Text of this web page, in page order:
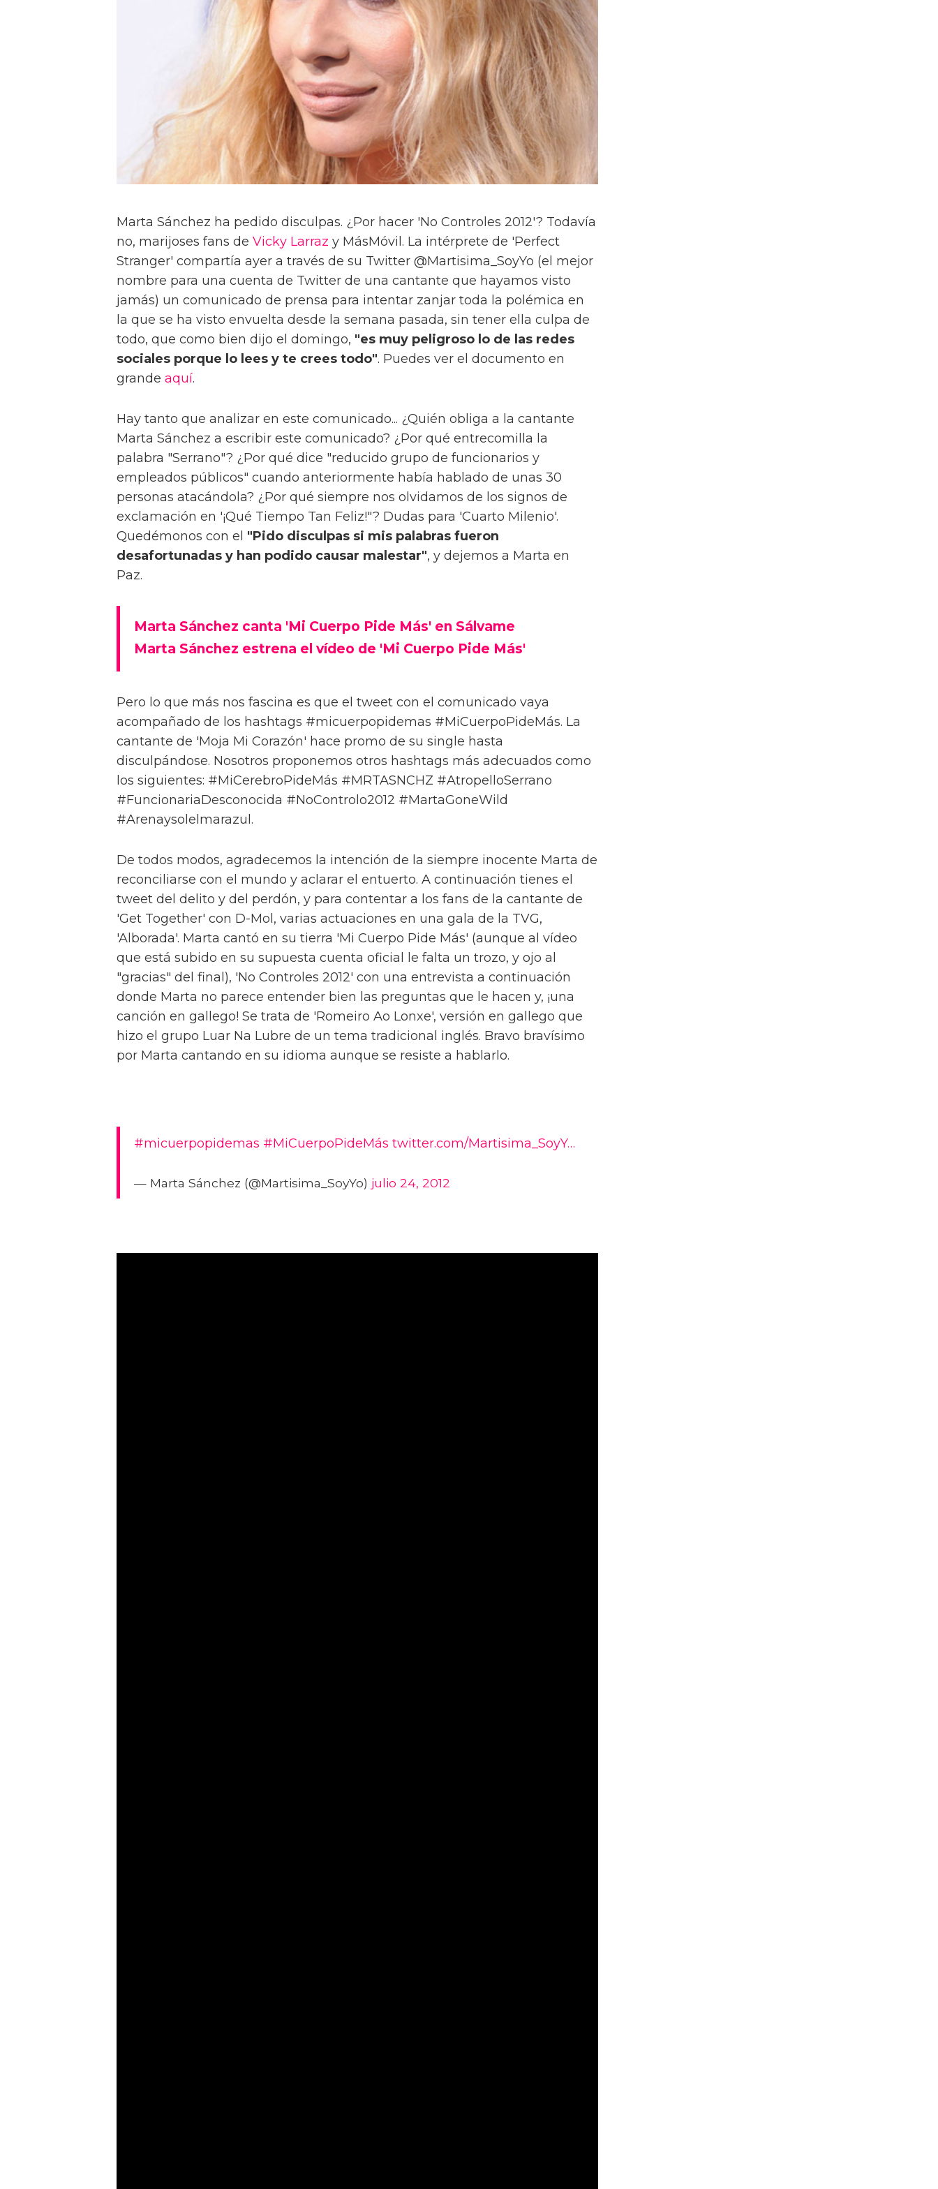
Marta Sánchez ha pedido disculpas. ¿Por hacer 'No Controles 2012'? Todavía
no, marijoses fans de Vicky Larraz y MásMóvil. La intérprete de 'Perfect
Stranger' compartía ayer a través de su Twitter @Martisima_SoyYo (el mejor
nombre para una cuenta de Twitter de una cantante que hayamos visto
jamás) un comunicado de prensa para intentar zanjar toda la polémica en
la que se ha visto envuelta desde la semana pasada, sin tener ella culpa de
todo, que como bien dijo el domingo, "es muy peligroso lo de las redes
sociales porque lo lees y te crees todo". Puedes ver el documento en
grande aquí.
Hay tanto que analizar en este comunicado... ¿Quién obliga a la cantante
Marta Sánchez a escribir este comunicado? ¿Por qué entrecomilla la
palabra "Serrano"? ¿Por qué dice "reducido grupo de funcionarios y
empleados públicos" cuando anteriormente había hablado de unas 30
personas atacándola? ¿Por qué siempre nos olvidamos de los signos de
exclamación en '¡Qué Tiempo Tan Feliz!"? Dudas para 'Cuarto Milenio'.
Quedémonos con el "Pido disculpas si mis palabras fueron
desafortunadas y han podido causar malestar", y dejemos a Marta en
Paz.
Marta Sánchez canta 'Mi Cuerpo Pide Más' en Sálvame
Marta Sánchez estrena el vídeo de 'Mi Cuerpo Pide Más'
Pero lo que más nos fascina es que el tweet con el comunicado vaya
acompañado de los hashtags #micuerpopidemas #MiCuerpoPideMás. La
cantante de 'Moja Mi Corazón' hace promo de su single hasta
disculpándose. Nosotros proponemos otros hashtags más adecuados como
los siguientes: #MiCerebroPideMás #MRTASNCHZ #AtropelloSerrano
#FuncionariaDesconocida #NoControlo2012 #MartaGoneWild
#Arenaysolelmarazul.
De todos modos, agradecemos la intención de la siempre inocente Marta de
reconciliarse con el mundo y aclarar el entuerto. A continuación tienes el
tweet del delito y del perdón, y para contentar a los fans de la cantante de
'Get Together' con D-Mol, varias actuaciones en una gala de la TVG,
'Alborada'. Marta cantó en su tierra 'Mi Cuerpo Pide Más' (aunque al vídeo
que está subido en su supuesta cuenta oficial le falta un trozo, y ojo al
"gracias" del final), 'No Controles 2012' con una entrevista a continuación
donde Marta no parece entender bien las preguntas que le hacen y, ¡una
canción en gallego! Se trata de 'Romeiro Ao Lonxe', versión en gallego que
hizo el grupo Luar Na Lubre de un tema tradicional inglés. Bravo bravísimo
por Marta cantando en su idioma aunque se resiste a hablarlo.
#micuerpopidemas #MiCuerpoPideMás twitter.com/Martisima_SoyY…
— Marta Sánchez (@Martisima_SoyYo) julio 24, 2012